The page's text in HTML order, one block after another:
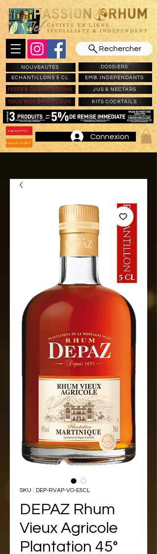
Rechercher
NOUVEAUTES
ECHANTILLONS 5 CL
DOSSIERS
EMB. INDEPENDANTS
TESTS & DEGUSTATIONS JUS & NECTARS
TOUS MES SPIRITUEUX KITS COCKTAILS
Espace PRO
Espace CLUBS
Connexion
SKU : DEP-RVAP-VO-E5CL
DEPAZ Rhum
Vieux Agricole
Plantation 45°